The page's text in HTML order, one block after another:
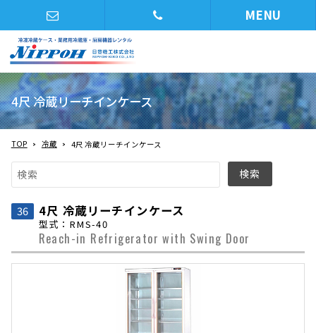
MENU
4尺 冷蔵リーチインケース
TOP 冷蔵 4尺 冷蔵リーチインケース
36 4尺 冷蔵リーチインケース
型式：RMS-40
Reach-in Refrigerator with Swing Door